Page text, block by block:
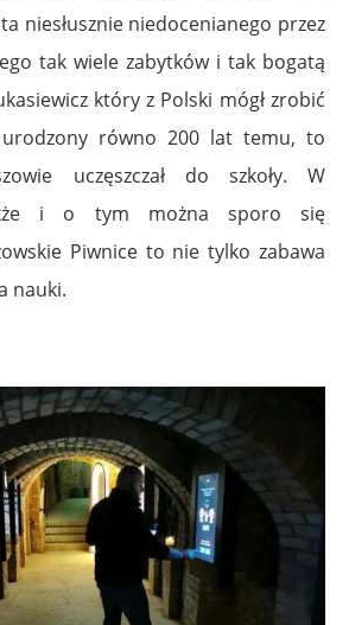
niesłusznie niedocenianego przez
tak wiele zabytków i tak bogatą
który z Polski mógł zrobić
równo 200 lat temu, to
uczęszczał do szkoły. W
i o tym można sporo się
Piwnice to nie tylko zabawa
nauki.